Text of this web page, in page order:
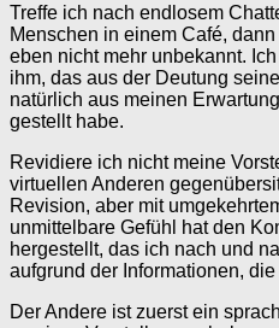
Treffe ich nach endlosem
Menschen in einem Café,
eben nicht mehr unbekannt.
ihm, das aus der Deutung
natürlich aus meinen
gestellt habe.
Revidiere ich nicht meine
virtuellen Anderen
Revision, aber mit
unmittelbare Gefühl hat den
hergestellt, das ich nach und
aufgrund der Informationen,
Der Andere ist zuerst ein